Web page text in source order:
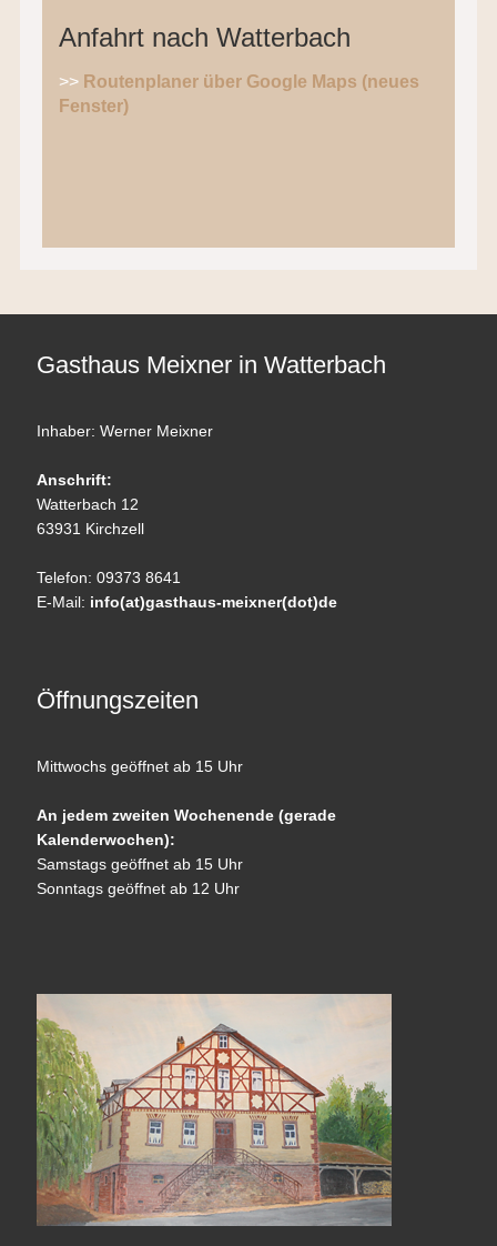
Anfahrt nach Watterbach
>> Routenplaner über Google Maps (neues
Fenster)
Gasthaus Meixner in Watterbach
Inhaber: Werner Meixner
Anschrift:
Watterbach 12
63931 Kirchzell
Telefon: 09373 8641
E-Mail: info(at)gasthaus-meixner(dot)de
Öffnungszeiten
Mittwochs geöffnet ab 15 Uhr
An jedem zweiten Wochenende (gerade
Kalenderwochen):
Samstags geöffnet ab 15 Uhr
Sonntags geöffnet ab 12 Uhr